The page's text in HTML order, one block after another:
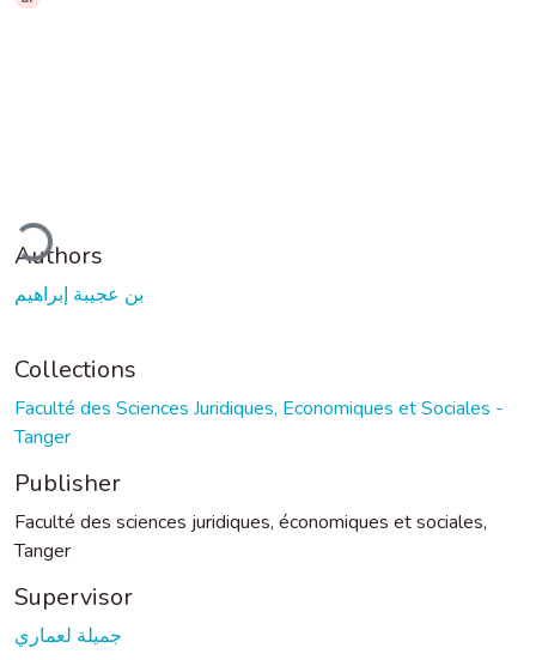
Authors
بن عجيبة إبراهيم
Collections
Faculté des Sciences Juridiques, Economiques et Sociales -
Tanger
Publisher
Faculté des sciences juridiques, économiques et sociales,
Tanger
Supervisor
جميلة لعماري